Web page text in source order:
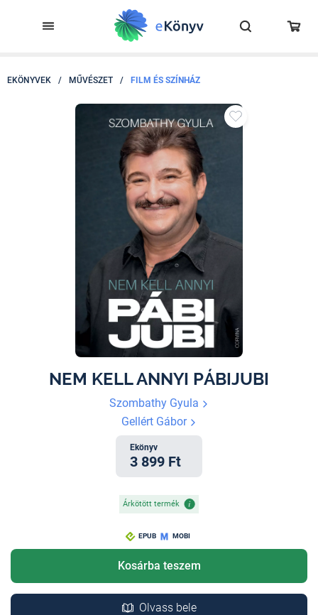
EKÖNYVEK / MŰVÉSZET / FILM ÉS SZÍNHÁZ
NEM KELL ANNYI PÁBIJUBI
Szombathy Gyula
Gellért Gábor
Ekönyv
3 899 Ft
Árkötött termék
EPUB MOBI
Kosárba teszem
Olvass bele